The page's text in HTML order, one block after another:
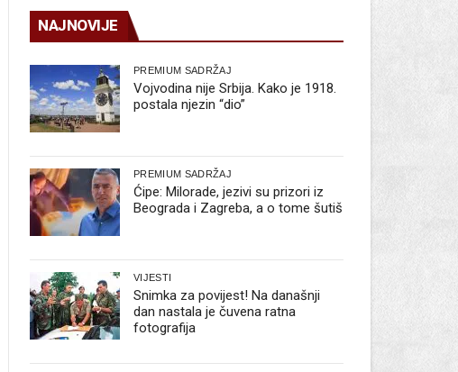
NAJNOVIJE
PREMIUM SADRŽAJ
Vojvodina nije Srbija. Kako je 1918.
postala njezin “dio”
PREMIUM SADRŽAJ
Ćipe: Milorade, jezivi su prizori iz
Beograda i Zagreba, a o tome šutiš
VIJESTI
Snimka za povijest! Na današnji
dan nastala je čuvena ratna
fotografija